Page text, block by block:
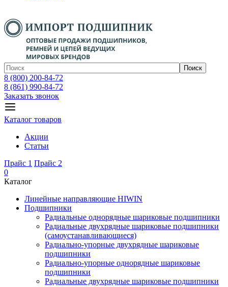
Поиск
8 (800) 200-84-72
8 (861) 990-84-72
Заказать звонок
Каталог товаров
Акции
Статьи
Прайс 1 Прайс 2
0
Каталог
Линейные направляющие HIWIN
Подшипники
Радиальные однорядные шариковые подшипники
Радиальные двухрядные шариковые подшипники
(самоустанавливающиеся)
Радиально-упорные двухрядные шариковые
подшипники
Радиально-упорные однорядные шариковые
подшипники
Радиальные двухрядные шариковые подшипники